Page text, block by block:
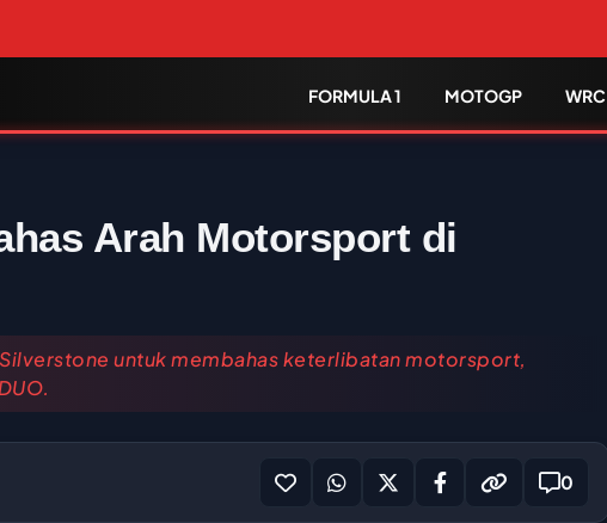
FORMULA 1 MOTOGP WRC
Arah Motorsport di
untuk membahas keterlibatan motorsport,
0